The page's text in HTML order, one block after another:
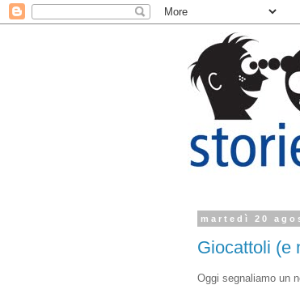
martedì 20
Giocattoli (e
Oggi segnaliamo un